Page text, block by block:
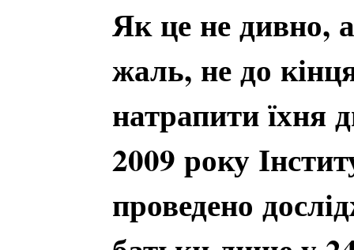
Як це не дивно,
жаль, не до
натрапити їхня
2009 року
проведено